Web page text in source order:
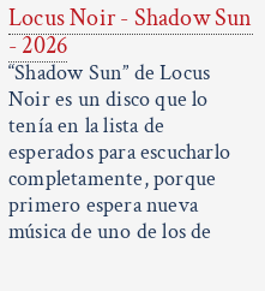
Locus Noir - Shadow Sun
- 2026
“Shadow Sun” de Locus
Noir es un disco que lo
tenía en la lista de
esperados para escucharlo
completamente, porque
primero espera nueva
música de uno de los de